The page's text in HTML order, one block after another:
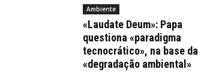
Ambiente
«Laudate Deum»: Papa
questiona «paradigma
tecnocrático», na base da
«degradação ambiental»